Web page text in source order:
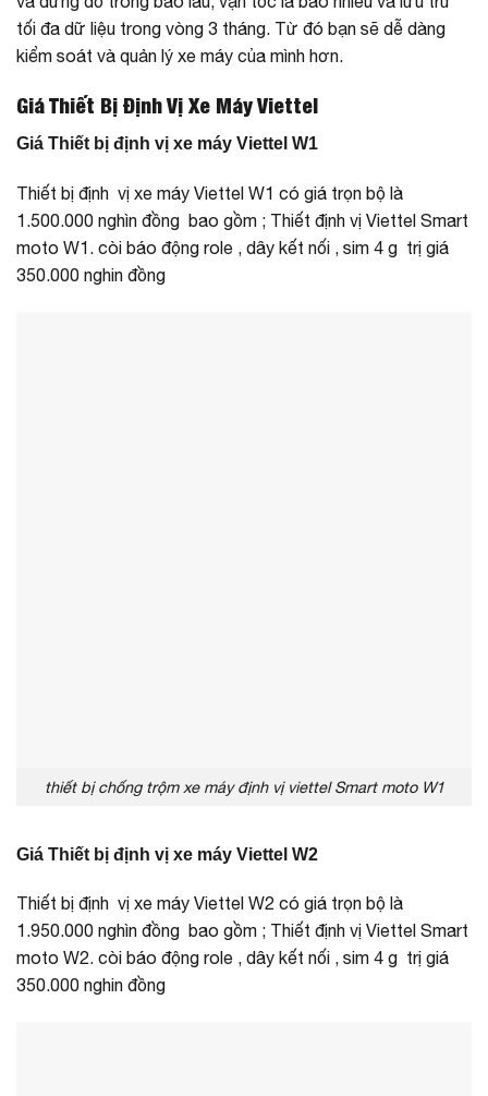
tối đa dữ liệu trong vòng 3 tháng. Từ đó bạn sẽ dễ dàng
kiểm soát và quản lý xe máy của mình hơn.
Giá Thiết Bị Định Vị Xe Máy Viettel
Giá Thiết bị định vị xe máy Viettel W1
Thiết bị định vị xe máy Viettel W1 có giá trọn bộ là
1.500.000 nghìn đồng bao gồm ; Thiết định vị Viettel Smart
moto W1. còi báo động role , dây kết nối , sim 4 g trị giá
350.000 nghin đồng
thiết bị chống trộm xe máy định vị viettel Smart moto W1
Giá Thiết bị định vị xe máy Viettel W2
Thiết bị định vị xe máy Viettel W2 có giá trọn bộ là
1.950.000 nghìn đồng bao gồm ; Thiết định vị Viettel Smart
moto W2. còi báo động role , dây kết nối , sim 4 g trị giá
350.000 nghin đồng